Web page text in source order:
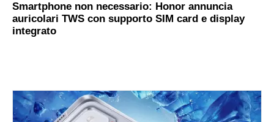
Smartphone non necessario: Honor annuncia
auricolari TWS con supporto SIM card e display
integrato